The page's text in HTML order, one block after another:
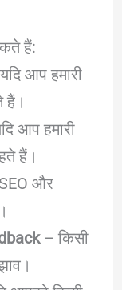
हैं:
आप हमारी
हैं।
आप हमारी
हैं।
और
– किसी